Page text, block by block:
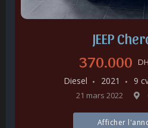
JEEP
370.000 DH
Diesel 2021 9
21 mars 2022
Afficher